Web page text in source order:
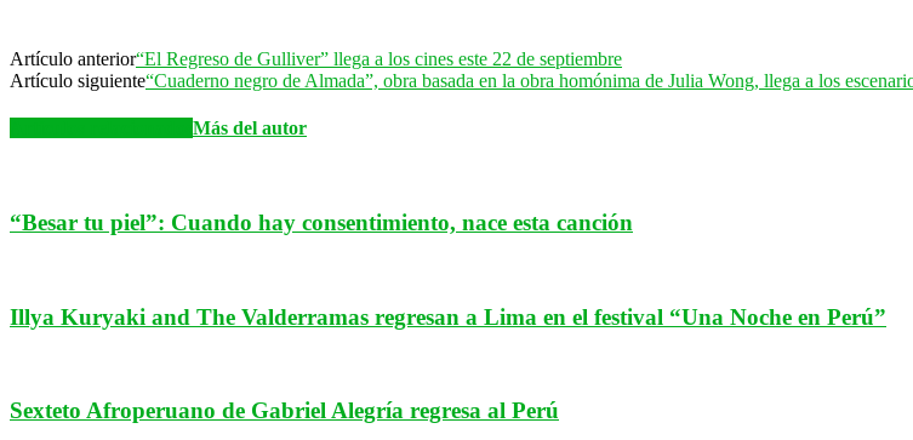
Artículo anterior“El Regreso de Gulliver” llega a los cines este 22 de septiembre
Artículo siguiente“Cuaderno negro de Almada”, obra basada en la obra homónima de Julia Wong, llega a los
Más del autor
“Besar tu piel”: Cuando hay consentimiento, nace esta canción
Illya Kuryaki and The Valderramas regresan a Lima en el festival “Una Noche en Perú”
Sexteto Afroperuano de Gabriel Alegría regresa al Perú